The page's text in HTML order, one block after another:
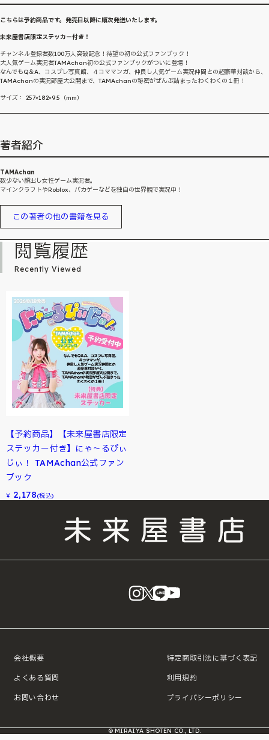
こちらは予約商品です。発売日以降に順次発送いたします。
未来屋書店限定ステッカー付き！
チャンネル登録者数100万人突破記念！待望の初の公式ファンブック！
大人気ゲーム実況者TAMAchan初の公式ファンブックがついに登場！
なんでもQ＆A、コスプレ写真館、４コママンガ、仲良し人気ゲーム実況仲間との超豪華対談から、
TAMAchanの実況部屋大公開まで、TAMAchanの秘密がぜんぶ詰まったわくわくの１冊！
サイズ： 257×182×9.5（mm）
著者紹介
TAMAchan
数少ない顔出し女性ゲーム実況者。
マインクラフトやRoblox、バカゲーなどを独自の世界観で実況中！
この著者の他の書籍を見る
閲覧履歴
Recently Viewed
【予約商品】【未来屋書店限定
ステッカー付き】にゃ～るぴぃ
じぃ！ TAMAchan公式ファン
ブック
¥ 2,178(税込)
instagram
X LINE
会社概要
よくある質問
お問い合わせ
特定商取引法に基づく表記
利用規約
プライバシーポリシー
© MIRAIYA SHOTEN CO., LTD.